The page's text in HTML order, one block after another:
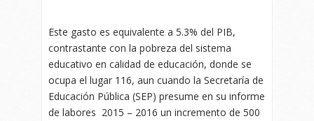
Este gasto es equivalente a 5.3% del PIB,
contrastante con la pobreza del sistema
educativo en calidad de educación, donde se
ocupa el lugar 116, aun cuando la Secretaría de
Educación Pública (SEP) presume en su informe
de labores 2015 – 2016 un incremento de 500